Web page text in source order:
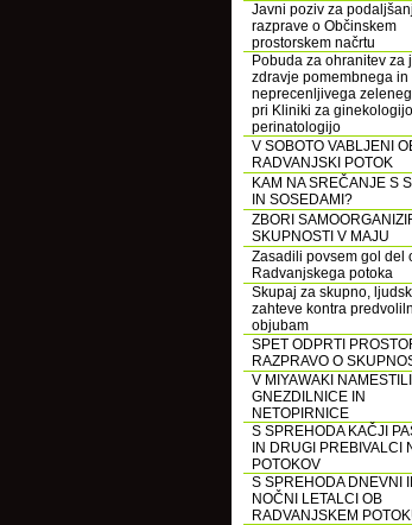
Javni poziv za
razprave o Občinskem
prostorskem načrtu
Pobuda za ohranitev za
zdravje pomembnega in
neprecenljivega
pri Kliniki za
perinatologijo
V SOBOTO VABLJENI
RADVANJSKI POTOK
KAM NA SREČANJE S
IN SOSEDAMI?
ZBORI
SKUPNOSTI V MAJU
Zasadili povsem gol del
Radvanjskega potoka
Skupaj za skupno,
zahteve kontra
objubam
SPET ODPRTI
RAZPRAVO O
V MIYAWAKI NAMESTILI
GNEZDILNICE IN
NETOPIRNICE
S SPREHODA KAČJI
IN DRUGI PREBIVALCI
POTOKOV
S SPREHODA DNEVNI
NOČNI LETALCI OB
RADVANJSKEM